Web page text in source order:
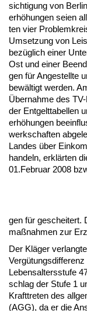
sich­ti­gung von
erhöhun­gen sei­en
ten vier
Um­set­zung von
bezüglich ei­ner
Ost und ei­ner
gen für An­ge­stell­te
bewältigt wer­den.
Über­nah­me des
der Ent­gelt­ta­bel­len
erhöhun­gen
werk­schaf­ten
Lan­des über
han­deln, erklärten
01.Fe­bru­ar 2008
gen für ge­schei­tert.
maßnah­men zur
Der Kläger
Le­bens­al­ters­stu­fe
schlag der Stu­fe 1
Kraft­tre­ten des
(AGG), da er die